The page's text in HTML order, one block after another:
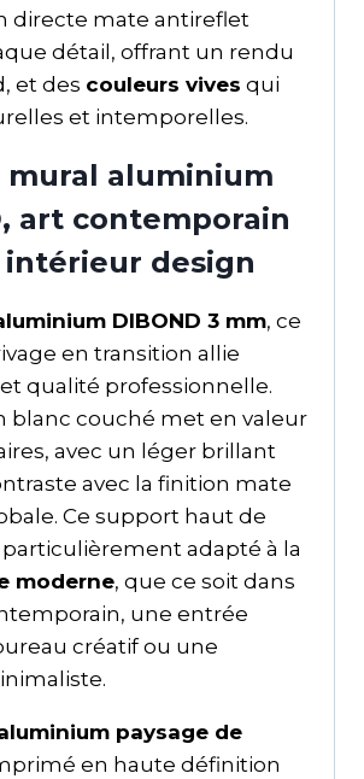
directe mate antireflet
détail, offrant un rendu
et des couleurs vives qui
et intemporelles.
mural aluminium
art contemporain
design
DIBOND 3 mm, ce
en transition allie
qualité professionnelle.
blanc couché met en valeur
avec un léger brillant
avec la finition mate
Ce support haut de
adapté à la
moderne, que ce soit dans
une entrée
créatif ou une
paysage de
en haute définition